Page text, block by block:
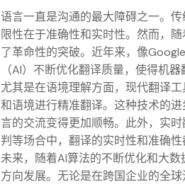
语言一直是沟通的最大障碍之一。
限性在于准确性和实时性。然而，
了革命性的突破。近年来，像
（AI）不断优化翻译质量，使得机
尤其是在语境理解方面，现代翻译
和语境进行精准翻译。这种技术的
言的交流变得更加顺畅。此外，实
判等场合中，翻译的实时性和准确性
未来，随着AI算法的不断优化和大
方向发展。无论是在跨国企业的全